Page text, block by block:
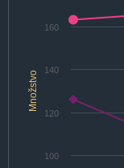
Množstvo
100
120
140
160